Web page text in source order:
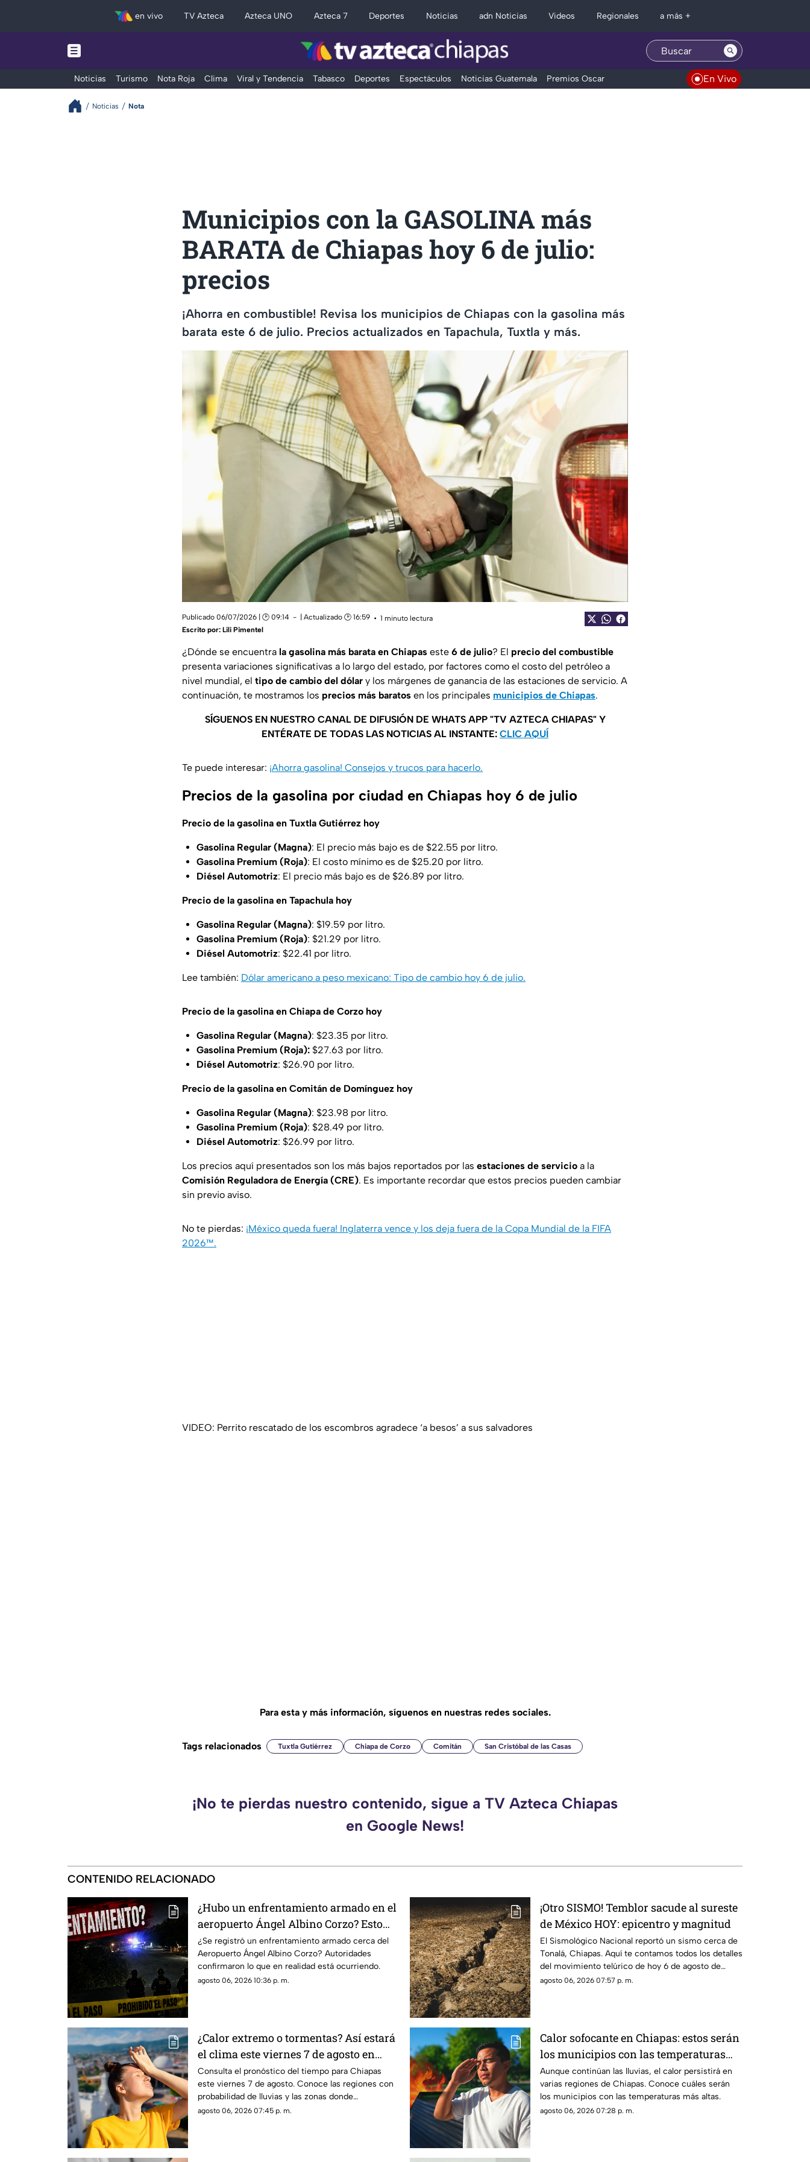
en vivo TV Azteca Azteca UNO Azteca 7 Deportes Noticias adn Noticias Videos Regionales a más +
Noticias Turismo Nota Roja Clima Viral y Tendencia Tabasco Deportes Espectáculos Noticias Guatemala Premios Oscar En Vivo
Noticias Nota
Municipios con la GASOLINA más
BARATA de Chiapas hoy 6 de julio:
precios
¡Ahorra en combustible! Revisa los municipios de Chiapas con la gasolina más
barata este 6 de julio. Precios actualizados en Tapachula, Tuxtla y más.
Publicado 06/07/2026 | 🕑 09:14 | Actualizado 🕑 16:59
1 minuto lectura
Escrito por: Lili Pimentel
¿Dónde se encuentra la gasolina más barata en Chiapas este 6 de julio? El precio del combustible
presenta variaciones significativas a lo largo del estado, por factores como el costo del petróleo a
nivel mundial, el tipo de cambio del dólar y los márgenes de ganancia de las estaciones de servicio. A
continuación, te mostramos los precios más baratos en los principales municipios de Chiapas.
SÍGUENOS EN NUESTRO CANAL DE DIFUSIÓN DE WHATS APP "TV AZTECA CHIAPAS" Y
ENTÉRATE DE TODAS LAS NOTICIAS AL INSTANTE: CLIC AQUÍ
Te puede interesar: ¡Ahorra gasolina! Consejos y trucos para hacerlo.
Precios de la gasolina por ciudad en Chiapas hoy 6 de julio
Precio de la gasolina en Tuxtla Gutiérrez hoy
Gasolina Regular (Magna): El precio más bajo es de $22.55 por litro.
Gasolina Premium (Roja): El costo mínimo es de $25.20 por litro.
Diésel Automotriz: El precio más bajo es de $26.89 por litro.
Precio de la gasolina en Tapachula hoy
Gasolina Regular (Magna): $19.59 por litro.
Gasolina Premium (Roja): $21.29 por litro.
Diésel Automotriz: $22.41 por litro.
Lee también: Dólar americano a peso mexicano: Tipo de cambio hoy 6 de julio.
Precio de la gasolina en Chiapa de Corzo hoy
Gasolina Regular (Magna): $23.35 por litro.
Gasolina Premium (Roja): $27.63 por litro.
Diésel Automotriz: $26.90 por litro.
Precio de la gasolina en Comitán de Domínguez hoy
Gasolina Regular (Magna): $23.98 por litro.
Gasolina Premium (Roja): $28.49 por litro.
Diésel Automotriz: $26.99 por litro.
Los precios aquí presentados son los más bajos reportados por las estaciones de servicio a la
Comisión Reguladora de Energía (CRE). Es importante recordar que estos precios pueden cambiar
sin previo aviso.
No te pierdas: ¡México queda fuera! Inglaterra vence y los deja fuera de la Copa Mundial de la FIFA
2026™.
VIDEO: Perrito rescatado de los escombros agradece ‘a besos’ a sus salvadores
Para esta y más información, síguenos en nuestras redes sociales.
Tags relacionados Tuxtla Gutiérrez Chiapa de Corzo Comitán San Cristóbal de las Casas
¡No te pierdas nuestro contenido, sigue a TV Azteca Chiapas
en Google News!
CONTENIDO RELACIONADO
¿Hubo un enfrentamiento armado en el
aeropuerto Ángel Albino Corzo? Esto
dijeron las autoridades
¿Se registró un enfrentamiento armado cerca del
Aeropuerto Ángel Albino Corzo? Autoridades
confirmaron lo que en realidad está ocurriendo.
agosto 06, 2026 10:36 p. m.
¡Otro SISMO! Temblor sacude al sureste
de México HOY: epicentro y magnitud
El Sismológico Nacional reportó un sismo cerca de
Tonalá, Chiapas. Aquí te contamos todos los detalles
del movimiento telúrico de hoy 6 de agosto de
2026.
agosto 06, 2026 07:57 p. m.
¿Calor extremo o tormentas? Así estará
el clima este viernes 7 de agosto en
Chiapas
Consulta el pronóstico del tiempo para Chiapas
este viernes 7 de agosto. Conoce las regiones con
probabilidad de lluvias y las zonas donde
predominará el ambiente caluroso.
agosto 06, 2026 07:45 p. m.
Calor sofocante en Chiapas: estos serán
los municipios con las temperaturas
más altas este viernes 7 de agosto
Aunque continúan las lluvias, el calor persistirá en
varias regiones de Chiapas. Conoce cuáles serán
los municipios con las temperaturas más altas.
agosto 06, 2026 07:28 p. m.